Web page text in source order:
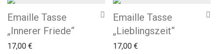
Emaille Tasse
„Innerer Friede“
17,00 €
Emaille Tasse
„Lieblingszeit“
17,00 €